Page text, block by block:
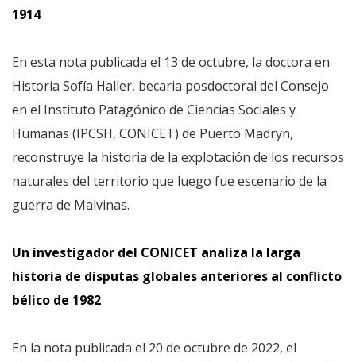
1914
En esta nota publicada el 13 de octubre, la doctora en
Historia Sofía Haller, becaria posdoctoral del Consejo
en el Instituto Patagónico de Ciencias Sociales y
Humanas (IPCSH, CONICET) de Puerto Madryn,
reconstruye la historia de la explotación de los recursos
naturales del territorio que luego fue escenario de la
guerra de Malvinas.
Un investigador del CONICET analiza la larga
historia de disputas globales anteriores al conflicto
bélico de 1982
En la nota publicada el 20 de octubre de 2022, el